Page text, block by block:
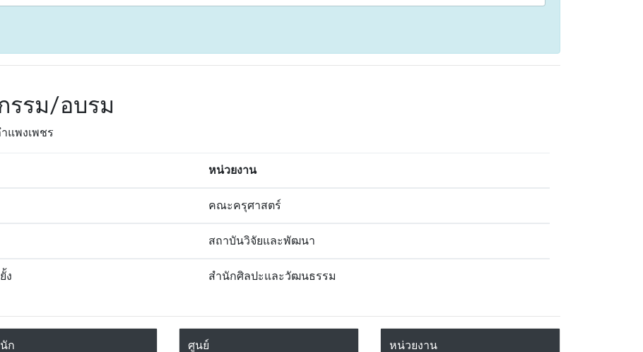
รรม/อบรม
แพงเพชร
หน่วยงาน
คณะครุศาสตร์
สถาบันวิจัยและพัฒนา
ง สำนักศิลปะและวัฒนธรรม
ก ศูนย์ หน่วยงาน